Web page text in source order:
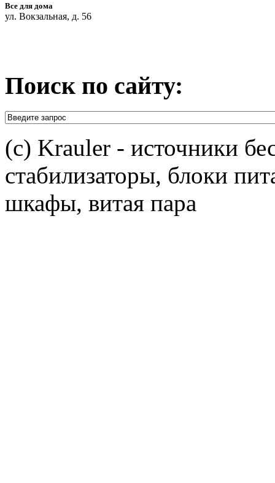
Все для дома
ул. Вокзальная, д. 56
Поиск по сайту:
(c) Krauler - источники
стабилизаторы, блоки
шкафы, витая пара